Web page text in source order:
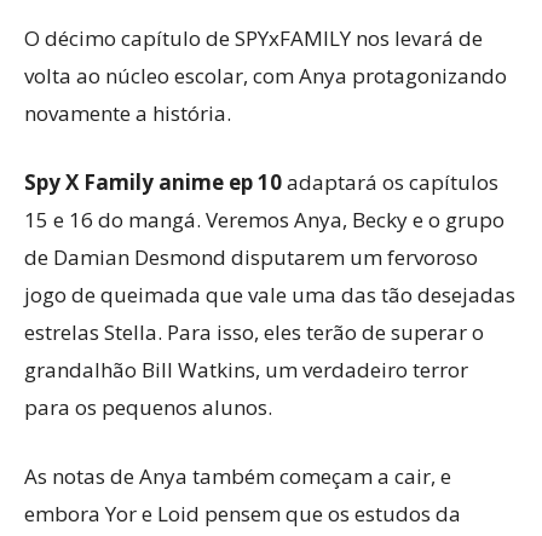
O décimo capítulo de SPYxFAMILY nos levará de
volta ao núcleo escolar, com Anya protagonizando
novamente a história.
Spy X Family anime ep 10adaptará os capítulos
15 e 16 do mangá. Veremos Anya, Becky e o grupo
de Damian Desmond disputarem um fervoroso
jogo de queimada que vale uma das tão desejadas
estrelas Stella. Para isso, eles terão de superar o
grandalhão Bill Watkins, um verdadeiro terror
para os pequenos alunos.
As notas de Anya também começam a cair, e
embora Yor e Loid pensem que os estudos da